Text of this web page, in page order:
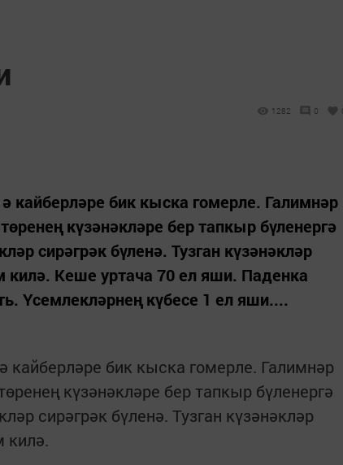
1282 0
кайберләре бик кыска гомерле. Галимнәр
күзәнәкләре бер тапкыр бүленергә
сирәгрәк бүленә. Тузган күзәнәкләр
килә. Кеше уртача 70 ел яши. Паденка
Үсемлекләрнең күбесе 1 ел яши....
кайберләре бик кыска гомерле. Галимнәр
күзәнәкләре бер тапкыр бүленергә
сирәгрәк бүленә. Тузган күзәнәкләр
килә.